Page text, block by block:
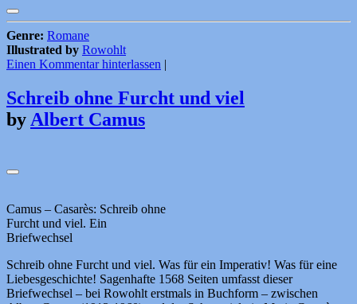
Genre: Romane
Illustrated by Rowohlt
Einen Kommentar hinterlassen |
Schreib ohne Furcht und viel
by Albert Camus
Camus – Casarès: Schreib ohne
Furcht und viel. Ein
Briefwechsel
Schreib ohne Furcht und viel. Was für ein Imperativ! Was für eine
Liebesgeschichte! Sagenhafte 1568 Seiten umfasst dieser
Briefwechsel – bei Rowohlt erstmals in Buchform – zwischen